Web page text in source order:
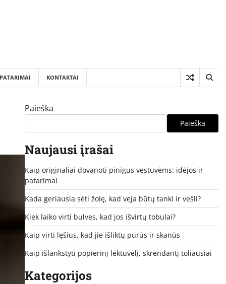
PATARIMAI KONTAKTAI
Paieška
Paieška
Naujausi įrašai
Kaip originaliai dovanoti pinigus vestuvėms: idėjos ir
patarimai
Kada geriausia sėti žolę, kad veja būtų tanki ir vešli?
Kiek laiko virti bulves, kad jos išvirtų tobulai?
Kaip virti lęšius, kad jie išliktų purūs ir skanūs
Kaip išlankstyti popierinį lėktuvėlį, skrendantį toliausiai
Kategorijos